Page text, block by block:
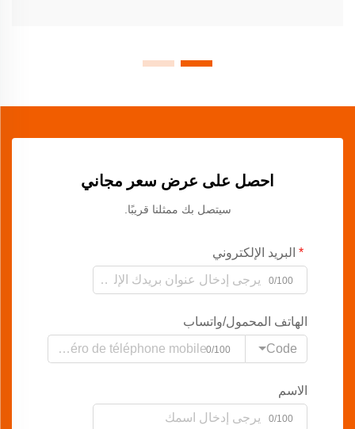
احصل على عرض سعر مجاني
سيتصل بك ممثلنا قريبًا.
البريد الإلكتروني
0/100
الهاتف المحمول/واتساب
Code
0/100
الاسم
0/100